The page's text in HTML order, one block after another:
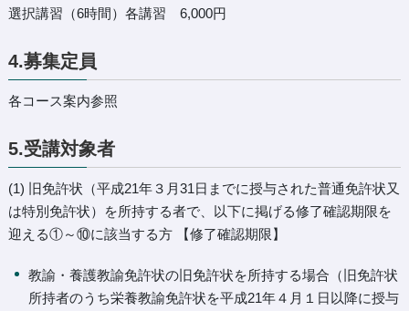
選択講習（6時間）各講習 6,000円
4.募集定員
各コース案内参照
5.受講対象者
(1) 旧免許状（平成21年３月31日までに授与された普通免許状又
は特別免許状）を所持する者で、以下に掲げる修了確認期限を
迎える①～⑩に該当する方 【修了確認期限】
教諭・養護教諭免許状の旧免許状を所持する場合（旧免許状
所持者のうち栄養教諭免許状を平成21年４月１日以降に授与